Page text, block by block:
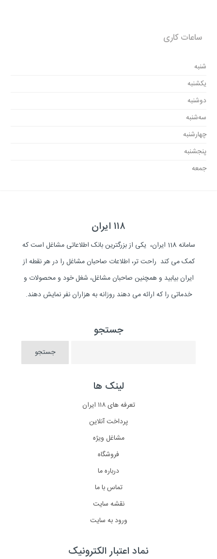
ساعات کاری
شنبه
یکشنبه
دوشنبه
سه‌شنبه
چهارشنبه
پنجشنبه
جمعه
۱۱۸ ایران
سامانه 118 ایران، یکی از بزرگترین بانک اطلاعاتی مشاغل است که
کمک می کند راحت تر، اطلاعات صاحبان مشاغل را در هر نقطه از
ایران بیابید و همچنین صاحبان مشاغل، شغل خود و محصولات و
خدماتی را که ارائه می دهند روزانه به هزاران نفر نمایش دهند.
جستجو
لینک ها
تعرفه های ۱۱۸ ایران
پرداخت آنلاین
مشاغل ویژه
فروشگاه
درباره ما
تماس با ما
نقشه سایت
ورود به سایت
نماد اعتبار الکترونیک